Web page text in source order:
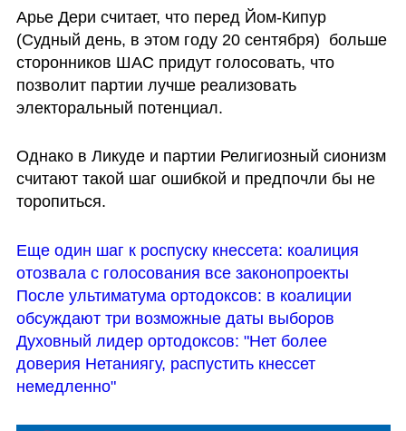
Арье Дери считает, что перед Йом-Кипур
(Судный день, в этом году 20 сентября)  больше
сторонников ШАС придут голосовать, что
позволит партии лучше реализовать
электоральный потенциал.
Однако в Ликуде и партии Религиозный сионизм
считают такой шаг ошибкой и предпочли бы не
торопиться.
Еще один шаг к роспуску кнессета: коалиция
отозвала с голосования все законопроекты
После ультиматума ортодоксов: в коалиции
обсуждают три возможные даты выборов
Духовный лидер ортодоксов: "Нет более
доверия Нетаниягу, распустить кнессет
немедленно"